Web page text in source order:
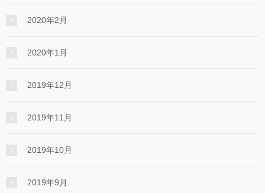
2020年2月
2020年1月
2019年12月
2019年11月
2019年10月
2019年9月